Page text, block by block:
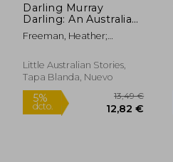
Darling Murray
Darling: An Australian
Carpet Python Story
(en Inglés)
Freeman, Heather;
Townsend, Peter
Little Australian Stories,
Tapa Blanda, Nuevo